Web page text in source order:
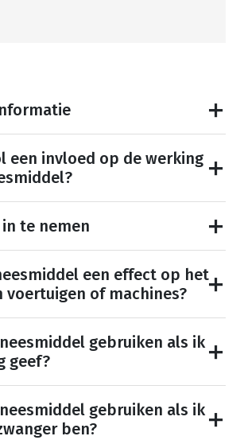
een invloed op de werking
te nemen
een effect op het
voertuigen of machines?
gebruiken als ik
geef?
gebruiken als ik
ben?